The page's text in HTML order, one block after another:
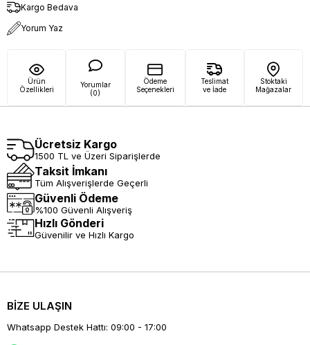
Kargo Bedava
Yorum Yaz
Ürün
Özellikleri
Yorumlar
(0)
Ödeme
Seçenekleri
Teslimat
ve İade
Stoktaki
Mağazalar
Ücretsiz Kargo
1500 TL ve Üzeri Siparişlerde
Taksit İmkanı
Tüm Alışverişlerde Geçerli
Güvenli Ödeme
%100 Güvenli Alışveriş
Hızlı Gönderi
Güvenilir ve Hızlı Kargo
BİZE ULAŞIN
Whatsapp Destek Hattı: 09:00 - 17:00